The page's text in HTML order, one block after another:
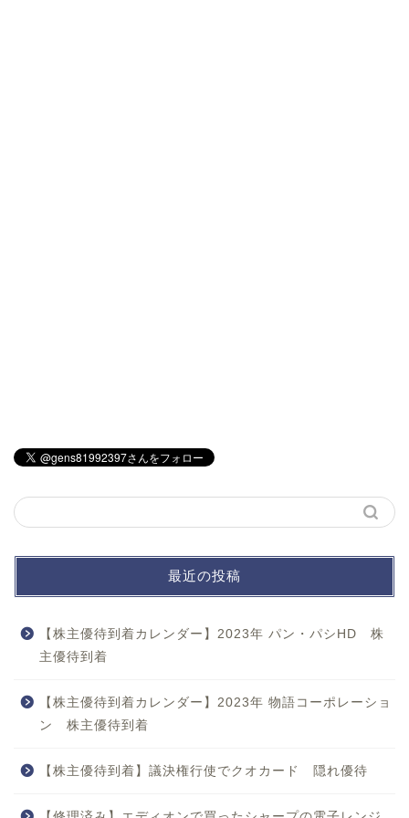
最近の投稿
【株主優待到着カレンダー】2023年 パン・パシHD 株
主優待到着
【株主優待到着カレンダー】2023年 物語コーポレーショ
ン 株主優待到着
【株主優待到着】議決権行使でクオカード 隠れ優待